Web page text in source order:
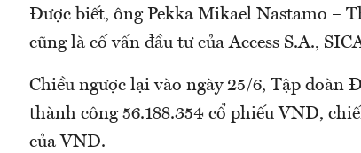
Được biết, ông Pekka Mikael Nastamo –
cũng là cố vấn đầu tư của Access S.A.,
Chiều ngược lại vào ngày 25/6, Tập đoàn
thành công 56.188.354 cổ phiếu VND,
của VND.